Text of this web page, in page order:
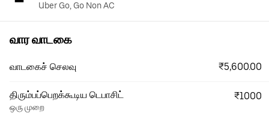
Uber Go, Go Non AC
வார வாடகை
வாடகைச் செலவு ₹5,600.00
திரும்பப்பெறக்கூடிய டெபாசிட்
ஒரு முறை
₹1000